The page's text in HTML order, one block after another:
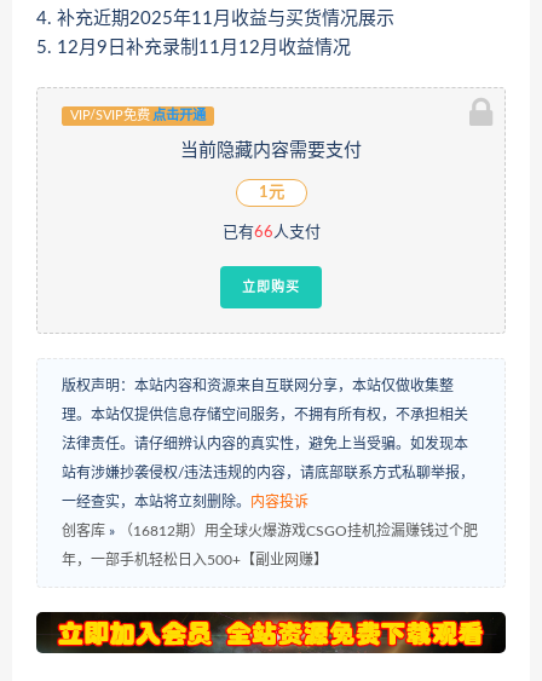
4. 补充近期2025年11月收益与买货情况展示
5. 12月9日补充录制11月12月收益情况
VIP/SVIP免费 点击开通
当前隐藏内容需要支付
1元
已有66人支付
立即购买
版权声明：本站内容和资源来自互联网分享，本站仅做收集整
理。本站仅提供信息存储空间服务，不拥有所有权，不承担相关
法律责任。请仔细辨认内容的真实性，避免上当受骗。如发现本
站有涉嫌抄袭侵权/违法违规的内容，请底部联系方式私聊举报，
一经查实，本站将立刻删除。 内容投诉
创客库 »
（16812期）用全球火爆游戏CSGO挂机捡漏赚钱过个肥
年，一部手机轻松日入500+【副业网赚】